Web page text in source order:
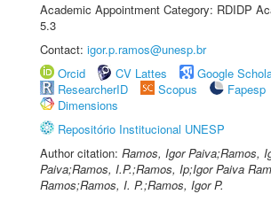
Academic Appointment Category: RDIDP
5.3
Contact: igor.p.ramos@unesp.br
Orcid
CV Lattes
Google
ResearcherID
Scopus
Fapesp
Dimensions
Repositório Institucional UNESP
Author citation: Ramos, Igor Paiva;Ramos,
Paiva;Ramos, I.P.;Ramos, Ip;Igor Paiva
Ramos;Ramos, I. P.;Ramos, Igor P.